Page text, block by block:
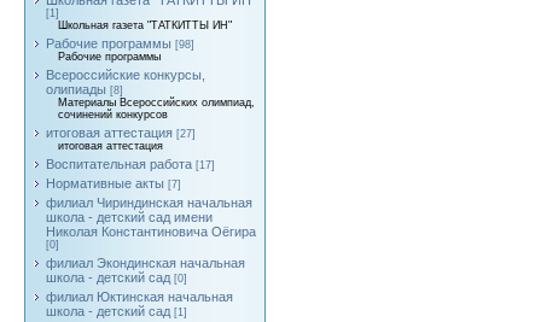
[1]
Школьная газета "ТАТКИТТЫ ИН"
Рабочие программы [98]
Рабочие программы
Всероссийские конкурсы,
олипиады [8]
Материалы Всероссийских олимпиад,
сочинений конкурсов
итоговая аттестация [27]
итоговая аттестация
Воспитательная работа [17]
Нормативные акты [7]
филиал Чириндинская начальная
школа - детский сад имени
Николая Константиновича Оёгира
[0]
филиал Экондинская начальная
школа - детский сад [0]
филиал Юктинская начальная
школа - детский сад [1]